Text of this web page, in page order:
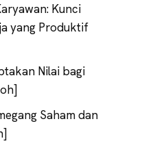
Kunci
yang Produktif
Nilai bagi
Saham dan